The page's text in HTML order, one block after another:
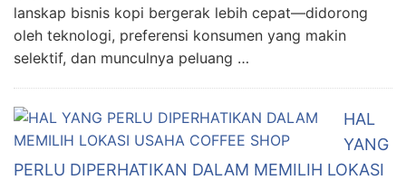
lanskap bisnis kopi bergerak lebih cepat—didorong
oleh teknologi, preferensi konsumen yang makin
selektif, dan munculnya peluang …
HAL
YANG
PERLU DIPERHATIKAN DALAM MEMILIH LOKASI